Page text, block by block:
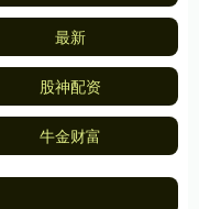
最新
股神配资
牛金财富